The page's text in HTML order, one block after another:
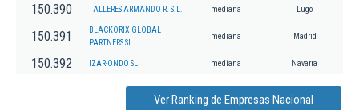
150.390 TALLERES ARMANDO R. S.L. mediana Lugo
150.391
BLACKORIX GLOBAL
PARTNERS SL.
mediana Madrid
150.392 IZAR-ONDO SL mediana Navarra
Ver Ranking de Empresas Nacional